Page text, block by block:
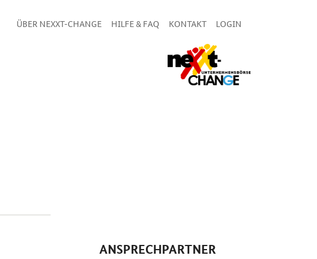
ÜBER NEXXT-CHANGE HILFE & FAQ KONTAKT LOGIN
ANSPRECHPARTNER